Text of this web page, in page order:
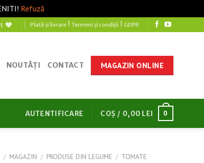
Refuză
Plată și livrare |Termeni și condiții |GDPR
NOUTĂȚI CONTACT MAGAZIN ONLINE
AUTENTIFICARE COȘ / 0,00 LEI 0
/ MAGAZIN / PRODUSE DIN LEGUME / TOMATE